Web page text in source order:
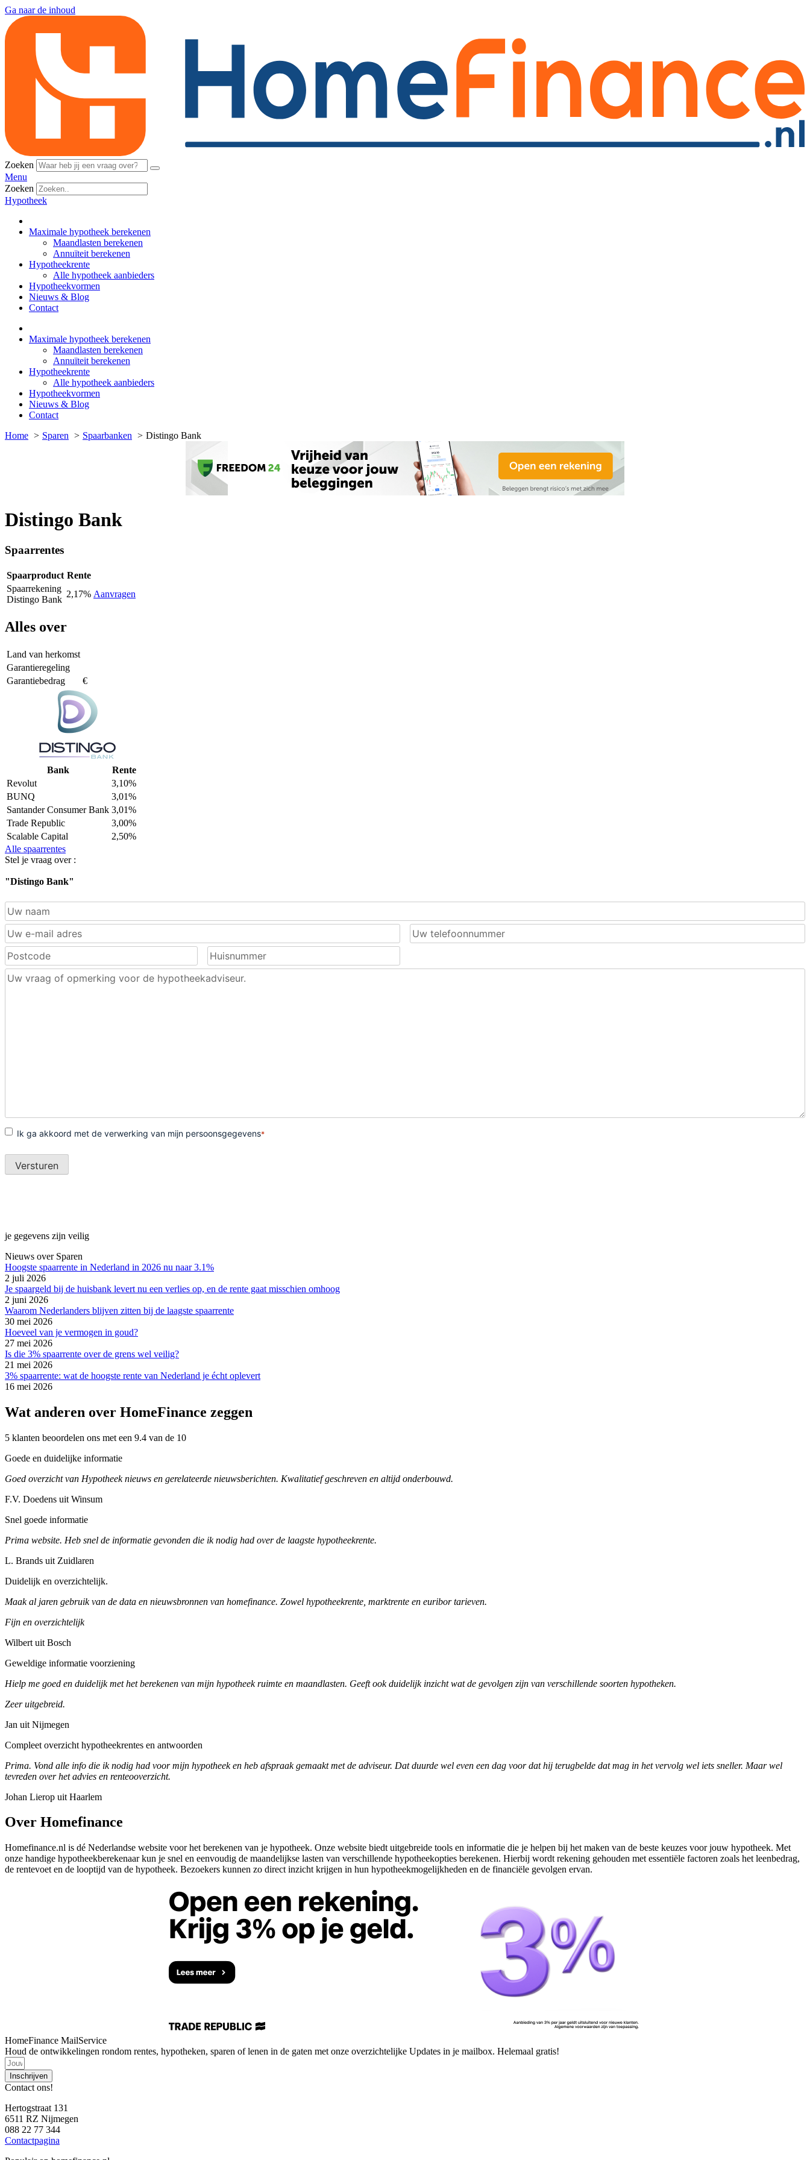
Ga naar de inhoud
Zoeken
Menu
Zoeken
Hypotheek
Maximale hypotheek berekenen
Maandlasten berekenen
Annuïteit berekenen
Hypotheekrente
Alle hypotheek aanbieders
Hypotheekvormen
Nieuws & Blog
Contact
Maximale hypotheek berekenen
Maandlasten berekenen
Annuïteit berekenen
Hypotheekrente
Alle hypotheek aanbieders
Hypotheekvormen
Nieuws & Blog
Contact
Home
Sparen Spaarbanken Distingo Bank
Distingo Bank
Spaarrentes
Spaarproduct Rente
Spaarrekening
Distingo Bank
2,17% Aanvragen
Alles over
Land van herkomst
Garantieregeling
Garantiebedrag
€
Bank
Rente
Revolut
3,10%
BUNQ
3,01%
Santander Consumer Bank 3,01%
Trade Republic
3,00%
Scalable Capital
2,50%
Alle spaarrentes
Stel je vraag over :
"Distingo Bank"
je gegevens zijn veilig
Nieuws over Sparen
Hoogste spaarrente in Nederland in 2026 nu naar 3.1%
2 juli 2026
Je spaargeld bij de huisbank levert nu een verlies op, en de rente gaat misschien omhoog
2 juni 2026
Waarom Nederlanders blijven zitten bij de laagste spaarrente
30 mei 2026
Hoeveel van je vermogen in goud?
27 mei 2026
Is die 3% spaarrente over de grens wel veilig?
21 mei 2026
3% spaarrente: wat de hoogste rente van Nederland je écht oplevert
16 mei 2026
Wat anderen over HomeFinance zeggen
5 klanten beoordelen ons met een 9.4 van de 10
Goede en duidelijke informatie
Goed overzicht van Hypotheek nieuws en gerelateerde nieuwsberichten. Kwalitatief geschreven en altijd onderbouwd.
F.V. Doedens uit Winsum
Snel goede informatie
Prima website. Heb snel de informatie gevonden die ik nodig had over de laagste hypotheekrente.
L. Brands uit Zuidlaren
Duidelijk en overzichtelijk.
Maak al jaren gebruik van de data en nieuwsbronnen van homefinance. Zowel hypotheekrente, marktrente en euribor tarieven.
Fijn en overzichtelijk
Wilbert uit Bosch
Geweldige informatie voorziening
Hielp me goed en duidelijk met het berekenen van mijn hypotheek ruimte en maandlasten. Geeft ook duidelijk inzicht wat de gevolgen zijn van verschillende soorten hypotheken.
Zeer uitgebreid.
Jan uit Nijmegen
Compleet overzicht hypotheekrentes en antwoorden
Prima. Vond alle info die ik nodig had voor mijn hypotheek en heb afspraak gemaakt met de adviseur. Dat duurde wel even een dag voor dat hij terugbelde dat mag in het vervolg wel iets sneller. Maar wel
tevreden over het advies en renteooverzicht.
Johan Lierop uit Haarlem
Over Homefinance
Homefinance.nl is dé Nederlandse website voor het berekenen van je hypotheek. Onze website biedt uitgebreide tools en informatie die je helpen bij het maken van de beste keuzes voor jouw hypotheek. Met
onze handige hypotheekberekenaar kun je snel en eenvoudig de maandelijkse lasten van verschillende hypotheekopties berekenen. Hierbij wordt rekening gehouden met essentiële factoren zoals het leenbedrag,
de rentevoet en de looptijd van de hypotheek. Bezoekers kunnen zo direct inzicht krijgen in hun hypotheekmogelijkheden en de financiële gevolgen ervan.
HomeFinance MailService
Houd de ontwikkelingen rondom rentes, hypotheken, sparen of lenen in de gaten met onze overzichtelijke Updates in je mailbox. Helemaal gratis!
Inschrijven
Contact ons!
Hertogstraat 131
6511 RZ Nijmegen
088 22 77 344
Contactpagina